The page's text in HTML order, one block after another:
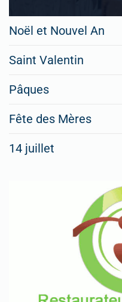
Noël et Nouvel An
Saint Valentin
Pâques
Fête des Mères
14 juillet